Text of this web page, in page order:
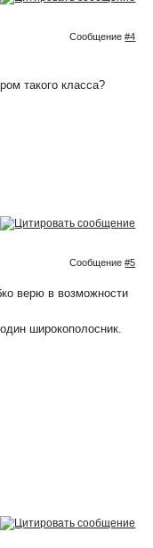
Сообщение#4
такого класса?
Сообщение#5
верю в возможности
широкополосник.